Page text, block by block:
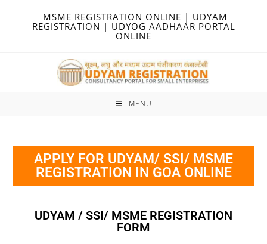
MSME REGISTRATION ONLINE | UDYAM
REGISTRATION | UDYOG AADHAAR PORTAL
ONLINE
MENU
APPLY FOR UDYAM/ SSI/ MSME
REGISTRATION IN GOA ONLINE
UDYAM / SSI/ MSME REGISTRATION
FORM